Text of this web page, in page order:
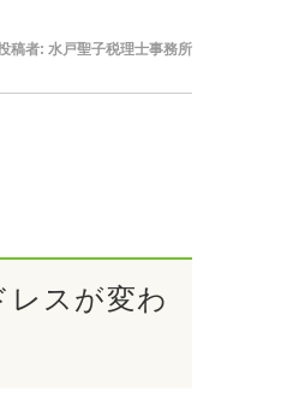
稿者: 水戸聖子税理士事務所
レスが変わ